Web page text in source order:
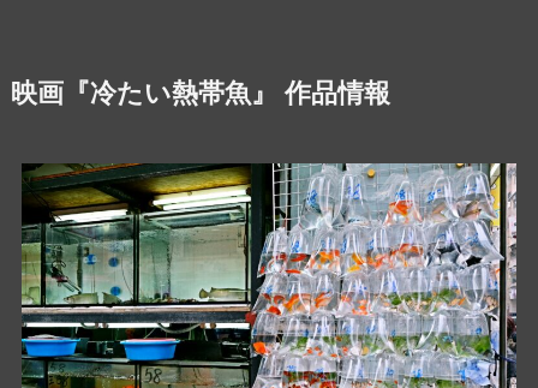
映画『冷たい熱帯魚』 作品情報